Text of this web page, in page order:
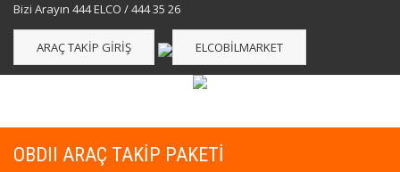
Bizi Arayın 444 ELCO / 444 35 26
ARAÇ TAKIP GIRIŞ ELCOBILMARKET
OBDII ARAÇ TAKIP PAKETI